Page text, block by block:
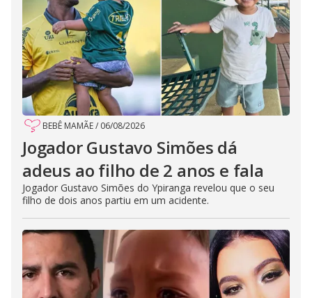
BEBÊ MAMÃE/ 06/08/2026
Jogador Gustavo Simões dá
adeus ao filho de 2 anos e fala
Jogador Gustavo Simões do Ypiranga revelou que o seu
filho de dois anos partiu em um acidente.